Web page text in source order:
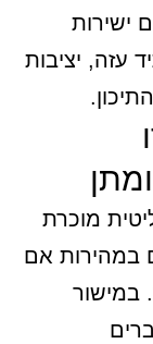
ישירות
עזה, יציבות
מוכרת
במהירות אם
במישור